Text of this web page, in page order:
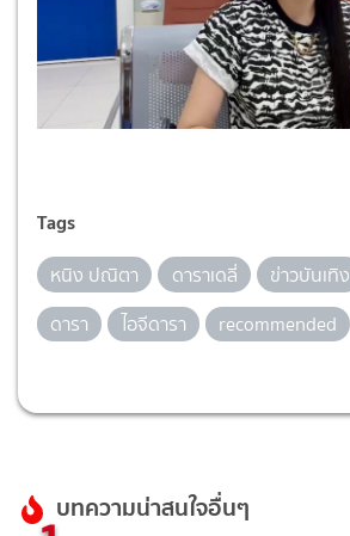
Tags
หนิง ปณิตา ดาราเดลี่ ข่าวบันเทิง
ดารา
ไอจีดารา recommended
บทความน่าสนใจอื่นๆ